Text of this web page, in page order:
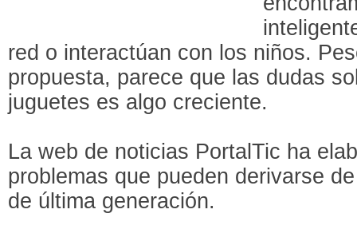
red o interactúan con los niños.
propuesta, parece que las dudas
juguetes es algo creciente.
La web de noticias PortalTic ha
problemas que pueden derivarse
de última generación.